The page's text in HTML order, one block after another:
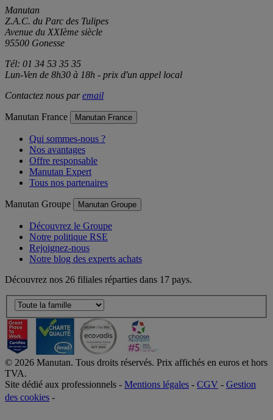
Manutan
Z.A.C. du Parc des Tulipes
Avenue du XXIème siècle
95500 Gonesse
Tél: 01 34 53 35 35
Lun-Ven de 8h30 à 18h - prix d'un appel local
Contactez nous paremail
Manutan France Manutan France
Qui sommes-nous ?
Nos avantages
Offre responsable
Manutan Expert
Tous nos partenaires
Manutan Groupe Manutan Groupe
Découvrez le Groupe
Notre politique RSE
Rejoignez-nous
Notre blog des experts achats
Découvrez nos 26 filiales réparties dans 17 pays.
© 2026 Manutan. Tous droits réservés. Prix affichés en euros et hors
TVA.
Site dédié aux professionnels - Mentions légales - CGV - Gestion
des cookies -